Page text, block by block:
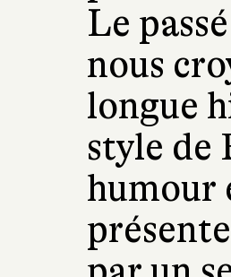
Le
nous
longue
style de
humour